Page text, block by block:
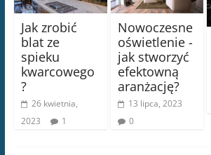
Jak zrobić
blat ze
spieku
kwarcowego
?
26 kwietnia,
2023
1
Nowoczesne
oświetlenie -
jak stworzyć
efektowną
aranżację?
13 lipca, 2023
0